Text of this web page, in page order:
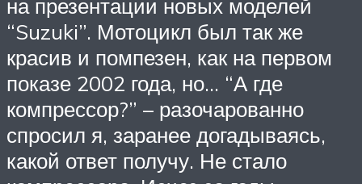
на презентации новых моделей
“Suzuki”. Мотоцикл был так же
красив и помпезен, как на первом
показе 2002 года, но… “А где
компрессор?” – разочарованно
спросил я, заранее догадываясь,
какой ответ получу. Не стало